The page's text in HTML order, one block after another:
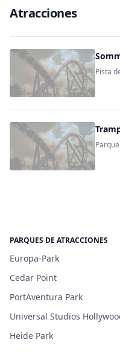
Atracciones
Pista
PARQUES DE ATRACCIONES
Europa-Park
Cedar Point
PortAventura Park
Universal Studios
Heide Park